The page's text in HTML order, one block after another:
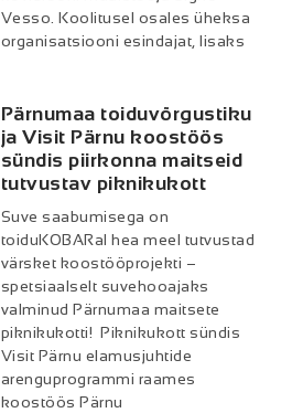
Vesso. Koolitusel osales üheksa
organisatsiooni esindajat, lisaks
Pärnumaa toiduvõrgustiku
ja Visit Pärnu koostöös
sündis piirkonna maitseid
tutvustav piknikukott
Suve saabumisega on
toiduKOBARal hea meel tutvustad
värsket koostööprojekti –
spetsiaalselt suvehooajaks
valminud Pärnumaa maitsete
piknikukotti! Piknikukott sündis
Visit Pärnu elamusjuhtide
arenguprogrammi raames
koostöös Pärnu